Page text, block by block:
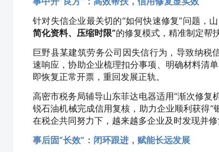
针对失信企业最关切的“如何快速修复”问题，
简化资料、压缩时限”的修复模式，精准制定帮
巨野县某建筑劳务公司因失信行为，导致纳税
速响应，协助企业梳理扣分事项、明确材料清
即恢复正常开票，重回发展正轨。
高密市税务局辅导山东菲达电器适用“渐次修
锐石油机械完成信用复核，助力企业顺利获得“
在税企共同努力下，越来越多企业及时发现并
事后固“长效”：闭环跟进，赋能长远发展